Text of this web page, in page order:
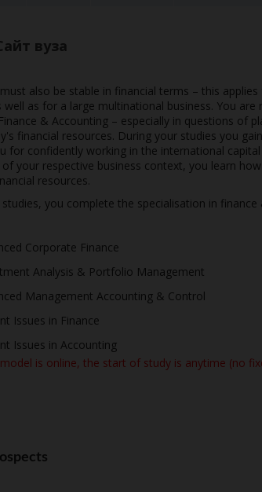
вуза
also be stable in financial terms – this
well as for a large multinational business. You
& Accounting – especially in questions of
financial resources. During your studies you
for confidently working in the international
your respective business context, you learn
resources.
studies, you complete the specialisation in
Corporate Finance
Analysis & Portfolio Management
Management Accounting & Control
Issues in Finance
Issues in Accounting
is online, the start of study is anytime (no